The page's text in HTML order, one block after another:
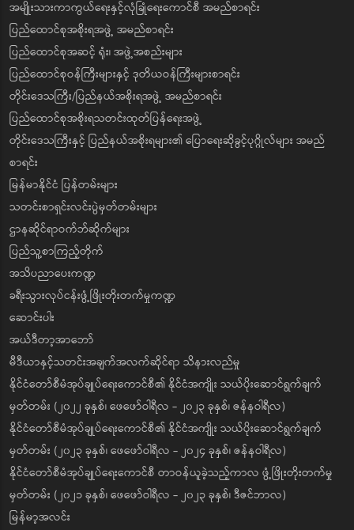
အမျိုးသားကာကွယ်ရေးနှင့်လုံခြုံရေးကောင်စီ အမည်စာရင်း
ပြည်ထောင်စုအစိုးရအဖွဲ့ အမည်စာရင်း
ပြည်ထောင်စုအဆင့် ရုံး၊ အဖွဲ့အစည်းများ
ပြည်ထောင်စုဝန်ကြီးများနှင့် ဒုတိယဝန်ကြီးများစာရင်း
တိုင်းဒေသကြီး/ပြည်နယ်အစိုးရအဖွဲ့ အမည်စာရင်း
ပြည်ထောင်စုအစိုးရသတင်းထုတ်ပြန်ရေးအဖွဲ့
တိုင်းဒေသကြီးနှင့် ပြည်နယ်အစိုးရများ၏ ပြောရေးဆိုခွင့်ပုဂ္ဂိုလ်များ အမည်
စာရင်း
မြန်မာနိုင်ငံ ပြန်တမ်းများ
သတင်းစာရှင်းလင်းပွဲမှတ်တမ်းများ
ဌာနဆိုင်ရာဝက်ဘ်ဆိုက်များ
ပြည်သူ့စာကြည့်တိုက်
အသိပညာပေးကဏ္ဍ
ခရီးသွားလုပ်ငန်းဖွံ့ဖြိုးတိုးတက်မှုကဏ္ဍ
ဆောင်းပါး
အယ်ဒီတာ့အာဘော်
မီဒီယာနှင့်သတင်းအချက်အလက်ဆိုင်ရာ သိနားလည်မှု
နိုင်ငံတော်စီမံအုပ်ချုပ်ရေးကောင်စီ၏ နိုင်ငံအကျိုး သယ်ပိုးဆောင်ရွက်ချက်
မှတ်တမ်း (၂၀၂၂ ခုနှစ်၊ ဖေဖော်ဝါရီလ - ၂၀၂၃ ခုနှစ်၊ ဇန်နဝါရီလ)
နိုင်ငံတော်စီမံအုပ်ချုပ်ရေးကောင်စီ၏ နိုင်ငံအကျိုး သယ်ပိုးဆောင်ရွက်ချက်
မှတ်တမ်း (၂၀၂၃ ခုနှစ်၊ ဖေဖော်ဝါရီလ - ၂၀၂၄ ခုနှစ်၊ ဇန်နဝါရီလ)
နိုင်ငံတော်စီမံအုပ်ချုပ်ရေးကောင်စီ တာဝန်ယူခဲ့သည့်ကာလ ဖွံ့ဖြိုးတိုးတက်မှု
မှတ်တမ်း (၂၀၂၁ ခုနှစ်၊ ဖေဖော်ဝါရီလ - ၂၀၂၃ ခုနှစ်၊ ဒီဇင်ဘာလ)
မြန်မာ့အလင်း